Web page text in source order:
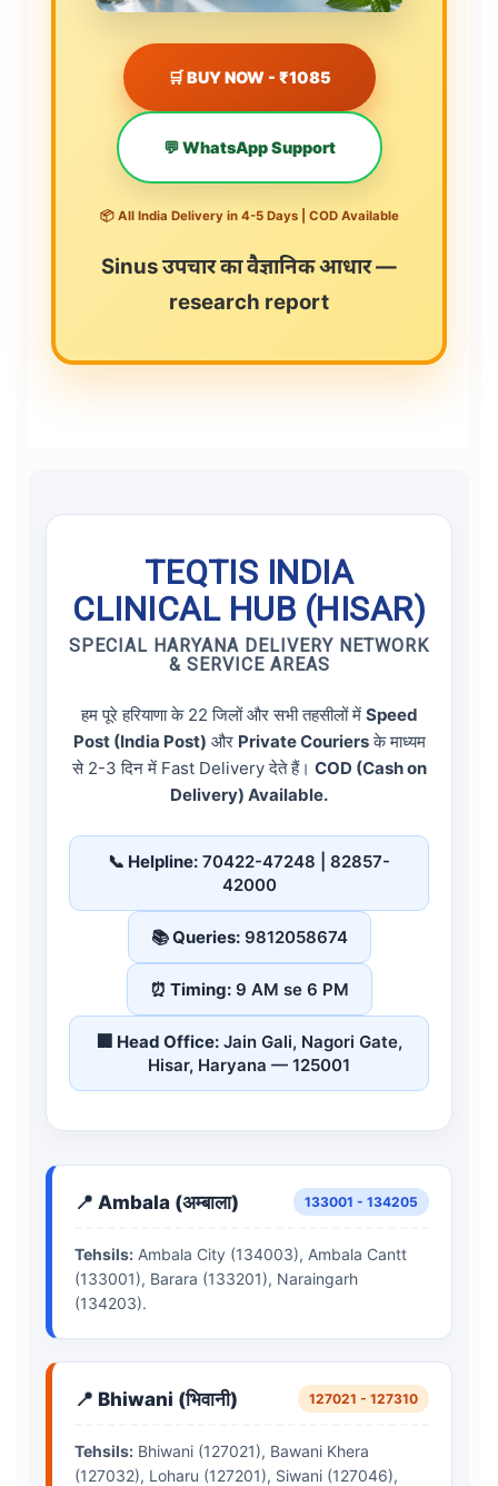
🛒 BUY NOW - ₹1085
💬 WhatsApp Support
📦 All India Delivery in 4-5 Days | COD Available
Sinus उपचार का वैज्ञानिक आधार —
research report
TEQTIS INDIA
CLINICAL HUB (HISAR)
SPECIAL HARYANA DELIVERY NETWORK
& SERVICE AREAS
हम पूरे हरियाणा के 22 जिलों और सभी तहसीलों में Speed
Post (India Post) और Private Couriersके माध्यम
से 2-3 दिन में Fast Delivery देते हैं। COD (Cash on
Delivery) Available.
📞 Helpline: 70422-47248 | 82857-
42000
📚 Queries:9812058674
⏰ Timing:9 AM se 6 PM
🏢 Head Office:Jain Gali, Nagori Gate,
Hisar, Haryana — 125001
📍 Ambala (अम्बाला) 133001 - 134205
Tehsils: Ambala City (134003), Ambala Cantt
(133001), Barara (133201), Naraingarh
(134203).
📍 Bhiwani (भिवानी) 127021 - 127310
Tehsils: Bhiwani (127021), Bawani Khera
(127032), Loharu (127201), Siwani (127046),